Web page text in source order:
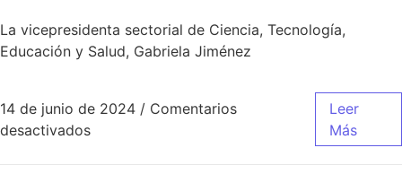
La vicepresidenta sectorial de Ciencia, Tecnología,
Educación y Salud, Gabriela Jiménez
14 de junio de 2024 / Comentarios
desactivados
Leer
Más